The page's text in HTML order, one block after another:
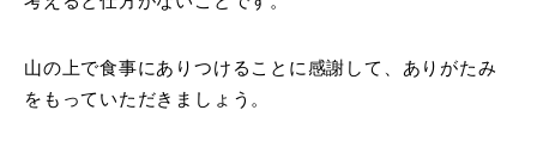
山の上で食事にありつけることに感謝して、ありがたみ
をもっていただきましょう。